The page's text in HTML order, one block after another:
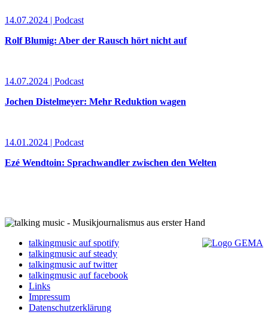
14.07.2024 | Podcast
Rolf Blumig: Aber der Rausch hört nicht auf
14.07.2024 | Podcast
Jochen Distelmeyer: Mehr Reduktion wagen
14.01.2024 | Podcast
Ezé Wendtoin: Sprachwandler zwischen den Welten
talkingmusic auf spotify
talkingmusic auf steady
talkingmusic auf twitter
talkingmusic auf facebook
Links
Impressum
Datenschutzerklärung